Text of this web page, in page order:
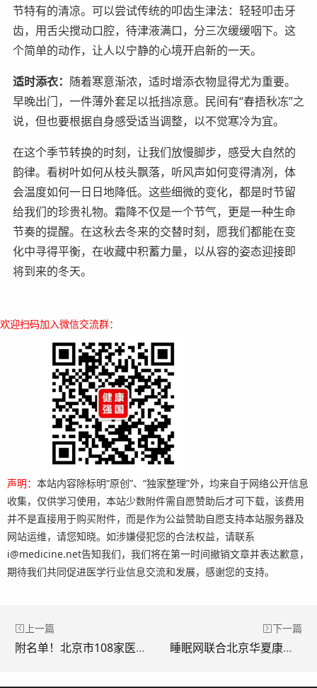
节特有的清凉。可以尝试传统的叩齿生津法：轻轻叩击牙
齿，用舌尖搅动口腔，待津液满口，分三次缓缓咽下。这
个简单的动作，让人以宁静的心境开启新的一天。
适时添衣： 随着寒意渐浓，适时增添衣物显得尤为重要。
早晚出门，一件薄外套足以抵挡凉意。民间有“春捂秋冻”之
说，但也要根据自身感受适当调整，以不觉寒冷为宜。
在这个季节转换的时刻，让我们放慢脚步，感受大自然的
韵律。看树叶如何从枝头飘落，听风声如何变得清冽，体
会温度如何一日日地降低。这些细微的变化，都是时节留
给我们的珍贵礼物。 霜降不仅是一个节气，更是一种生命
节奏的提醒。在这秋去冬来的交替时刻，愿我们都能在变
化中寻得平衡，在收藏中积蓄力量，以从容的姿态迎接即
将到来的冬天。
欢迎扫码加入微信交流群：
声明： 本站内容除标明“原创”、“独家整理”外，均来自于网络公开信息
收集，仅供学习使用，本站少数附件需自愿赞助后才可下载，该费用
并不是直接用于购买附件，而是作为公益赞助自愿支持本站服务器及
网站运维，请您知晓。如涉嫌侵犯您的合法权益，请联系
i@medicine.net告知我们，我们将在第一时间撤销文章并表达歉意，
期待我们共同促进医学行业信息交流和发展，感谢您的支持。
上一篇
附名单！北京市108家医疗机构可提供睡眠门诊诊疗服务
下一篇
睡眠网联合北京华夏康泰医学研究院发布《2025 世界睡眠报告：睡眠药品及营养品行业研究》